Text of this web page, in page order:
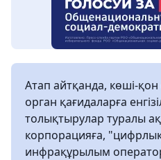
Атап айтқанда, көші-қон
орган қағидаларға
толықтырулар туралы
корпорацияға,
инфрақұрылым